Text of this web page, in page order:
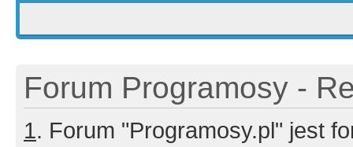
Forum Programosy -
1. Forum "Programosy.pl" jest